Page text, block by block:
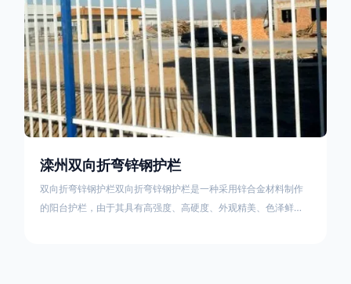
滦州双向折弯锌钢护栏
双向折弯锌钢护栏双向折弯锌钢护栏是一种采用锌合金材料制作
的阳台护栏，由于其具有高强度、高硬度、外观精美、色泽鲜艳